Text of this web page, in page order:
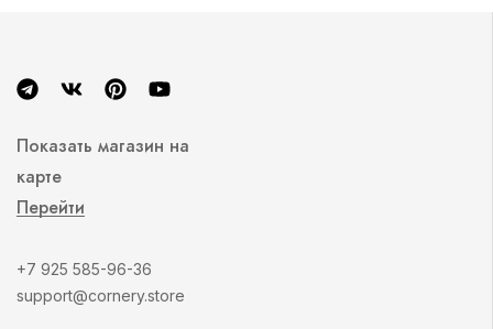
Показать магазин на
карте
Перейти
+7 925 585-96-36
support@cornery.store